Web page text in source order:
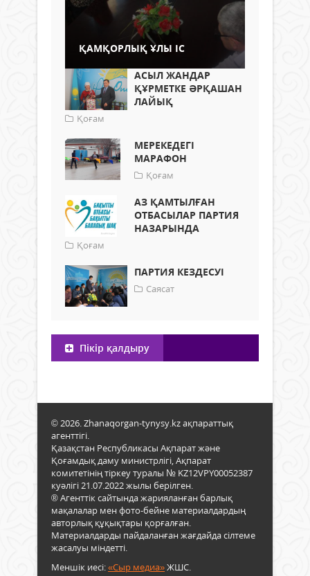
ҚАМҚОРЛЫҚ ҰЛЫ ІС
АСЫЛ ЖАНДАР
ҚҰРМЕТКЕ ӘРҚАШАН
ЛАЙЫҚ
Қоғам
МЕРЕКЕДЕГІ
МАРАФОН
Қоғам
АЗ ҚАМТЫЛҒАН
ОТБАСЫЛАР ПАРТИЯ
НАЗАРЫНДА
Қоғам
ПАРТИЯ КЕЗДЕСУІ
Саясат
Пікір қалдыру
© 2026. Zhanaqorgan-tynysy.kz ақпараттық
агенттігі.
Қазақстан Республикасы Ақпарат және
Қоғамдық даму министрлігі, Ақпарат
комитетінің тіркеу туралы № KZ12VPY00052387
куәлігі 21.07.2022 жылы берілген.
® Агенттік сайтында жарияланған барлық
мақалалар мен фото-бейне материалдардың
авторлық құқықтары қорғалған.
Материалдарды пайдаланған жағдайда сілтеме
жасалуы міндетті.
Меншік иесі:«Сыр медиа»ЖШС.